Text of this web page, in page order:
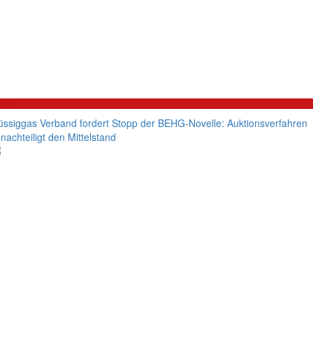
Verband fordert Stopp der BEHG-Novelle: Auktionsverfahren
den Mittelstand